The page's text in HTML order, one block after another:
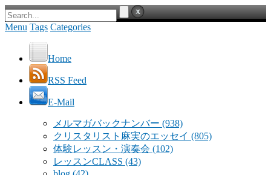
Menu Tags Categories
Home
RSS Feed
E-Mail
メルマガバックナンバー (938)
クリスタリスト麻実のエッセイ (805)
体験レッスン・演奏会 (102)
レッスンCLASS (43)